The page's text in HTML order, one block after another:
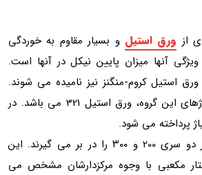
از ورق استیل و بسیار مقاوم به خوردگی
آنها میزان پایین نیکل در آنها است.
استیل کروم-منگنز نیز نامیده می شوند.
یکی از مهم ترین آلیاژهای این گروه، ورق استیل 321 می باشد. در
پرداخته می شود.
فولادهای آستنیتی هر دو سری 200 و ۳۰۰ را در بر می گیرند. این
مکعبی با وجوه مرکزدارشان مشخص می